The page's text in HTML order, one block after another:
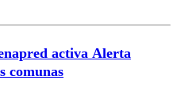
activa Alerta
comunas